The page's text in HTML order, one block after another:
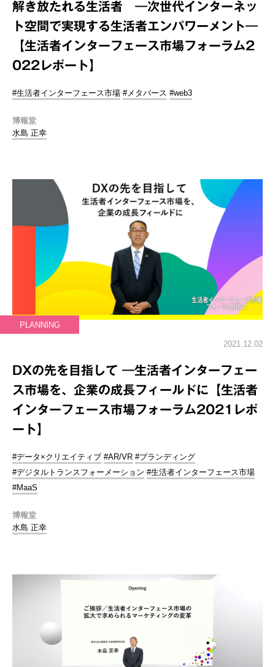
解き放たれる生活者 ―次世代インターネッ
ト空間で実現する生活者エンパワーメント―
【生活者インターフェース市場フォーラム2
022レポート】
#生活者インターフェース市場 #メタバース #web3
博報堂
水島 正幸
PLANNING
2021.12.02
DXの先を目指して ―生活者インターフェー
ス市場を、企業の成長フィールドに【生活者
インターフェース市場フォーラム2021レポ
ート】
#データ×クリエイティブ #AR/VR #ブランディング
#デジタルトランスフォーメーション #生活者インターフェース市場
#MaaS
博報堂
水島 正幸